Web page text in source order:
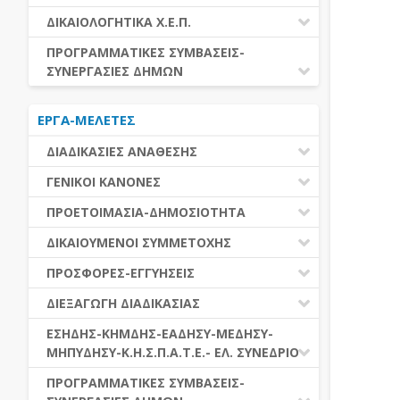
ΕΚΤΕΛΕΣΗ ΥΠΗΡΕΣΙΩΝ
ΕΚΤΕΛΕΣΗ ΠΡΟΜΗΘΕΙΩΝ
ΕΑΑΔΗΣΥ
ΕΑΔΗΣΥ
ΕΛ.ΣΥΝΕΔΡΙΟ
ΕΣΗΔΗΣ
ΔΙΚΑΙΟΛΟΓΗΤΙΚΑ Χ.Ε.Π.
ΔΙΚΑΙΟΛΟΓΗΤΙΚΑ Χ.Ε.Π.
ΠΡΟΓΡΑΜΜΑΤΙΚΕΣ ΣΥΜΒΑΣΕΙΣ-
ΣΥΝΕΡΓΑΣΙΕΣ ΔΗΜΩΝ
ΔΙΕΘΝΕΣ ΚΑΙ ΕΥΡΩΠΑΙΚΟ ΕΠΙΠΕΔΟ
ΠΡΟΓΡΑΜΜΑΤΙΚΕΣ ΣΥΜΒΑΣΕΙΣ
ΕΡΓΑ-ΜΕΛΕΤΕΣ
ΔΙΑΔΙΚΑΣΙΕΣ ΑΝΑΘΕΣΗΣ
ΔΙΑΔΙΚΑΣΙΕΣ ΑΝΑΘΕΣΗΣ
ΣΥΓΚΕΝΤΡΩΤΙΚΕΣ ΔΙΑΔΙΚΑΣΙΕΣ
ΑΝΑΘΕΣΗΣ
ΠΙΝΑΚΕΣ ΔΗΜΟΣΝΕΤ
ΓΕΝΙΚΟΙ ΚΑΝΟΝΕΣ
ΠΕΔΙΟ ΕΦΑΡΜΟΓΗΣ-ΕΝΑΡΞΗ ΙΣΧΥΟΣ
ΗΛΕΚΤΡΟΝΙΚΑ ΜΕΣΑ
ΓΕΝΙΚΕΣ ΑΡΧΕΣ ΚΑΙ ΚΑΝΟΝΕΣ
ΑΞΙΑ ΣΥΜΒΑΣΗΣ
ΕΙΔΗ ΣΥΜΒΑΣΕΩΝ
ΔΙΑΦΟΡΑ
ΠΡΟΕΤΟΙΜΑΣΙΑ-ΔΗΜΟΣΙΟΤΗΤΑ
ΓΝΩΜΟΔΟΤΙΚΑ ΟΡΓΑΝΑ-ΕΠΙΤΡΟΠΕΣ
ΠΡΟΕΤΟΙΜΑΣΙΑ
ΕΓΓΡΑΦΑ ΤΗΣ ΣΥΜΒΑΣΗΣ
ΔΗΜΟΣΙΕΥΣΕΙΣ
ΕΝΑΡΞΗ-ΠΡΟΘΕΣΜΙΕΣ
ΔΙΚΑΙΟΥΜΕΝΟΙ ΣΥΜΜΕΤΟΧΗΣ
ΔΙΚΑΙΟΥΜΕΝΟΙ ΣΥΜΜΕΤΟΧΗΣ
ΚΡΙΤΗΡΙΑ ΕΠΙΛΟΓΗΣ
ΛΟΓΟΙ ΑΠΟΚΛΕΙΣΜΟΥ
ΔΙΚΑΙΟΛΟΓΗΤΙΚΑ ΛΟΓΩΝ
ΑΠΟΚΛΕΙΣΜΟΥ & ΚΡΙΤΗΡΙΩΝ
ΕΠΙΛΟΓΗΣ
ΕΕΕΣ
ΠΡΟΣΦΟΡΕΣ-ΕΓΓΥΗΣΕΙΣ
ΕΓΓΥΗΣΕΙΣ
ΠΡΟΣΦΟΡΕΣ
ΔΙΕΞΑΓΩΓΗ ΔΙΑΔΙΚΑΣΙΑΣ
ΑΞΙΟΛΟΓΗΣΗ ΚΑΙ ΑΝΑΘΕΣΗ
ΑΠΟΤΕΛΕΣΜΑ ΔΙΑΔΙΚΑΣΙΑΣ
ΠΡΟΣΦΥΓΕΣ-ΕΝΣΤΑΣΕΙΣ
ΕΣΗΔΗΣ-ΚΗΜΔΗΣ-ΕΑΔΗΣΥ-ΜΕΔΗΣΥ-
ΜΗΠΥΔΗΣΥ-Κ.Η.Σ.Π.Α.Τ.Ε.- ΕΛ. ΣΥΝΕΔΡΙΟ
ΕΑΑΔΗΣΥ
ΠΡΟΓΡΑΜΜΑΤΙΚΕΣ ΣΥΜΒΑΣΕΙΣ-